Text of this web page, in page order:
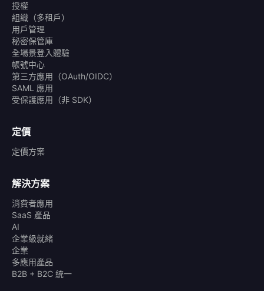
授權
組織（多租戶）
用戶管理
秘密保管庫
全場景登入體驗
帳號中心
第三方應用（OAuth/OIDC）
SAML 應用
受保護應用（非 SDK）
定價
定價方案
解決方案
消費者應用
SaaS 產品
AI
企業級就緒
企業
多應用產品
B2B + B2C 統一